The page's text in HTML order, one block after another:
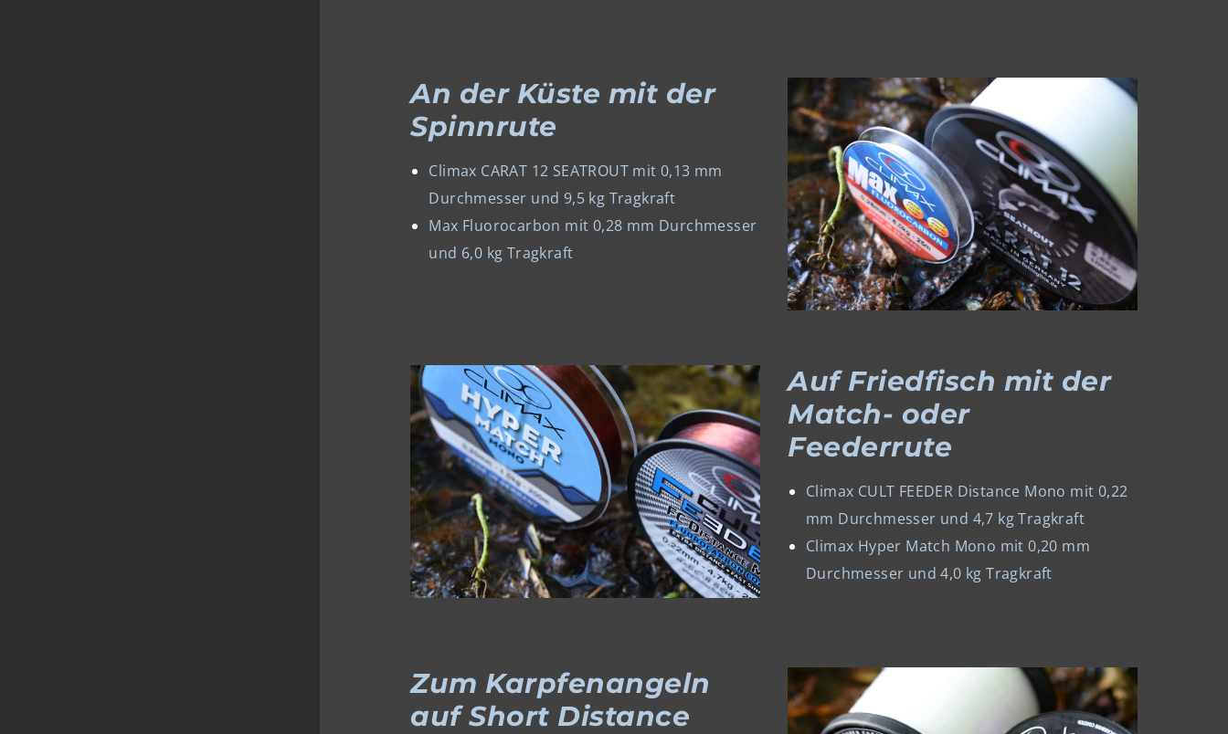
An der Küste mit der
Spinnrute
Climax CARAT 12 SEATROUT mit 0,13 mm
Durchmesser und 9,5 kg Tragkraft
Max Fluorocarbon mit 0,28 mm Durchmesser
und 6,0 kg Tragkraft
Auf Friedfisch mit der
Match- oder
Feederrute
Climax CULT FEEDER Distance Mono mit 0,22
mm Durchmesser und 4,7 kg Tragkraft
Climax Hyper Match Mono mit 0,20 mm
Durchmesser und 4,0 kg Tragkraft
Zum Karpfenangeln
auf Short Distance